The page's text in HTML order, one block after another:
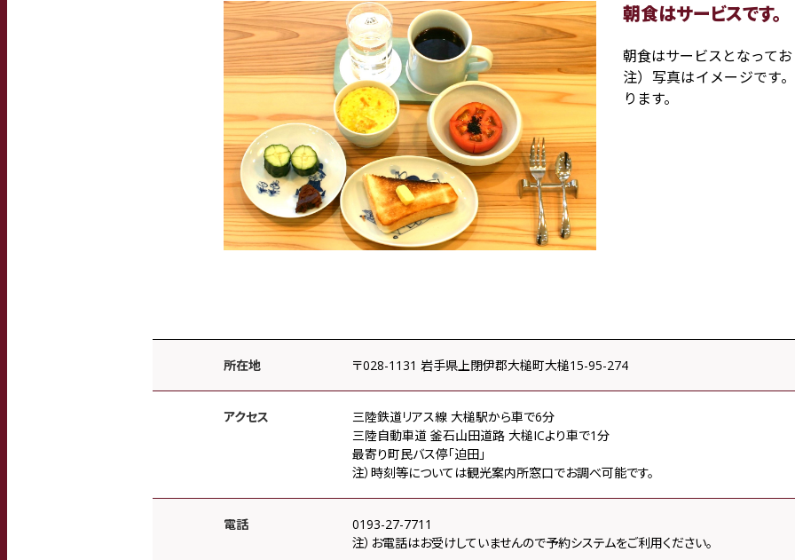
朝食はサービスです。
朝食はサービスとなってお
注）写真はイメージです
ります。
所在地 〒028-1131 岩手県上閉伊郡大槌町大槌15-95-274
アクセス
三陸鉄道リアス線 大槌駅から車で6分
三陸自動車道 釜石山田道路 大槌ICより車で1分
最寄り町民バス停「迫田」
注）時刻等については観光案内所窓口でお調べ可能です。
電話
0193-27-7711
注）お電話はお受けしていませんので予約システムをご利用ください。